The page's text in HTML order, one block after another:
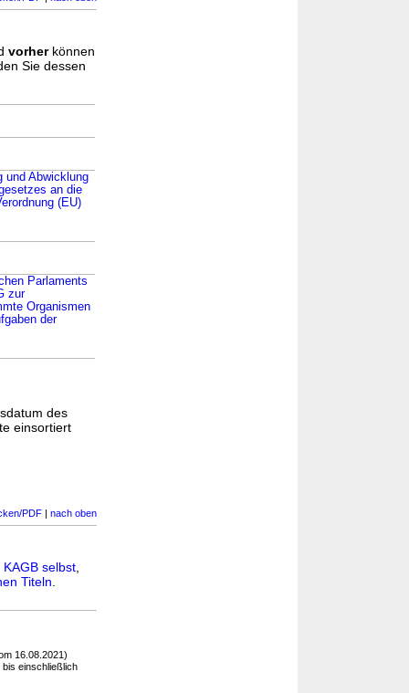
vorherkönnen
Sie dessen
und Abwicklung
an die
(EU)
Parlaments
zur
Organismen
der
des
einsortiert
PDF | nach oben
KAGB selbst
Titeln
16.08.2021)
bis einschließlich